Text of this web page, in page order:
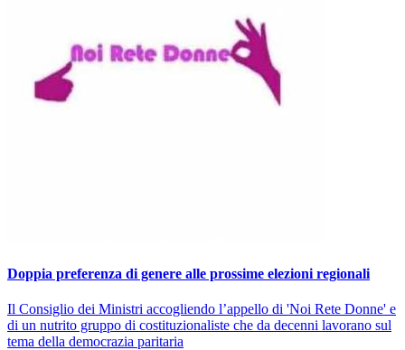
Doppia preferenza di genere alle prossime elezioni regionali
Il Consiglio dei Ministri accogliendo l’appello di 'Noi Rete Donne' e
di un nutrito gruppo di costituzionaliste che da decenni lavorano sul
tema della democrazia paritaria